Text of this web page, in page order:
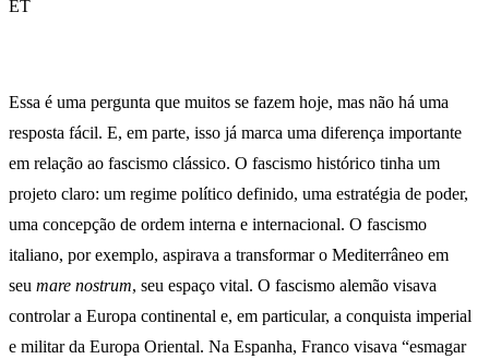
ET
Essa é uma pergunta que muitos se fazem hoje, mas não há uma
resposta fácil. E, em parte, isso já marca uma diferença importante
em relação ao fascismo clássico. O fascismo histórico tinha um
projeto claro: um regime político definido, uma estratégia de poder,
uma concepção de ordem interna e internacional. O fascismo
italiano, por exemplo, aspirava a transformar o Mediterrâneo em
seu mare nostrum, seu espaço vital. O fascismo alemão visava
controlar a Europa continental e, em particular, a conquista imperial
e militar da Europa Oriental. Na Espanha, Franco visava “esmagar